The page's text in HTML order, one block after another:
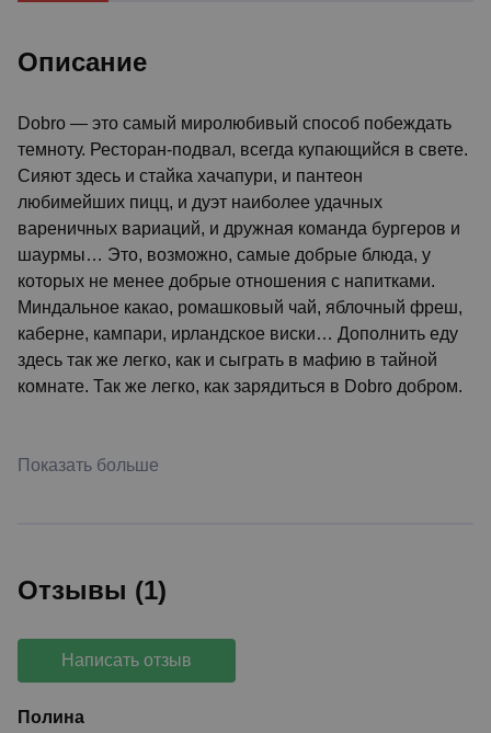
Описание
Dobro — это самый миролюбивый способ побеждать
темноту. Ресторан-подвал, всегда купающийся в свете.
Сияют здесь и стайка хачапури, и пантеон
любимейших пицц, и дуэт наиболее удачных
вареничных вариаций, и дружная команда бургеров и
шаурмы… Это, возможно, самые добрые блюда, у
которых не менее добрые отношения с напитками.
Миндальное какао, ромашковый чай, яблочный фреш,
каберне, кампари, ирландское виски… Дополнить еду
здесь так же легко, как и сыграть в мафию в тайной
комнате. Так же легко, как зарядиться в Dobro добром.
Показать больше
Отзывы (1)
Написать отзыв
Полина